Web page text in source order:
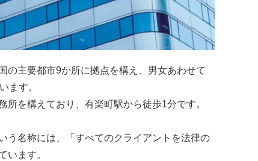
の主要都市9か所に拠点を構え、男女あわせて
ます。
を構えており、有楽町駅から徒歩1分です。
う名称には、「すべてのクライアントを法律の
います。